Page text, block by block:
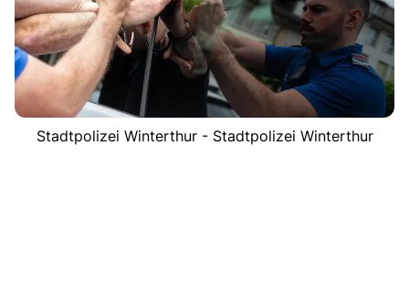
Stadtpolizei Winterthur - Stadtpolizei Winterthur